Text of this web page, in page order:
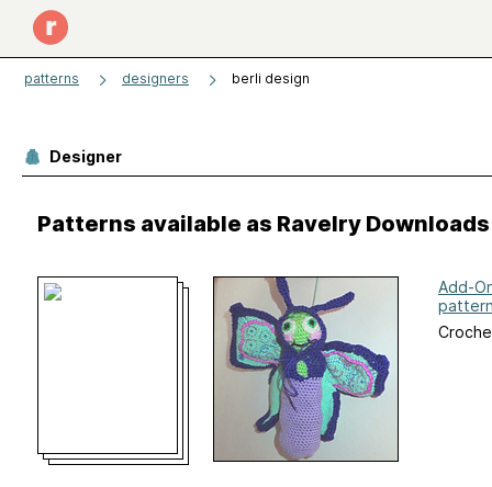
patterns designers berli design
Designer
Patterns available as Ravelry Downloads
Add-